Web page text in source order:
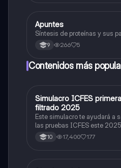
Biologia
Apuntes
Síntesis de proteínas y sus
9 266 5
Contenidos más
ICFES: Matemáticas
Simulacro ICFES
filtrado 2025
Este simulacro te ayudará a
las pruebas ICFES este
500/500. Y poder ser
quieras, estudiar la carrera
10 17,400 177